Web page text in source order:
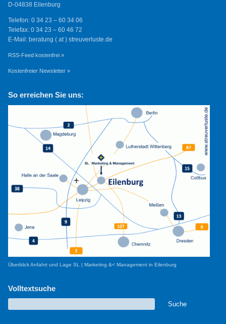
D-04838 Eilenburg
Telefon: 0 34 23 – 60 34 06
Telefax: 0 34 23 – 60 46 72
E-Mail: beratung ( at ) streuverluste.de
RSS-Feed kostenfrei »
Kostenfreier Newsletter »
So erreichen Sie uns:
Überblick Anfahrt und Lage SL | Marketing &< Management in Eilenburg
Volltextsuche